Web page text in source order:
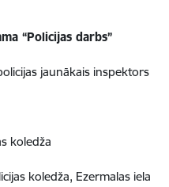
“Policijas darbs”
jaunākais inspektors
koledža
koledža, Ezermalas iela